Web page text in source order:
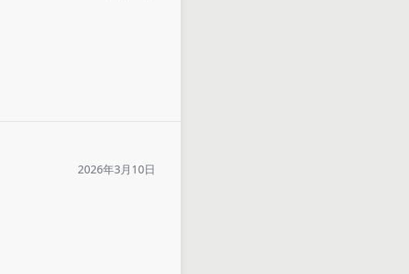
2026年3月10日